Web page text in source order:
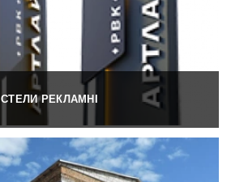
СТЕЛИ РЕКЛАМНІ